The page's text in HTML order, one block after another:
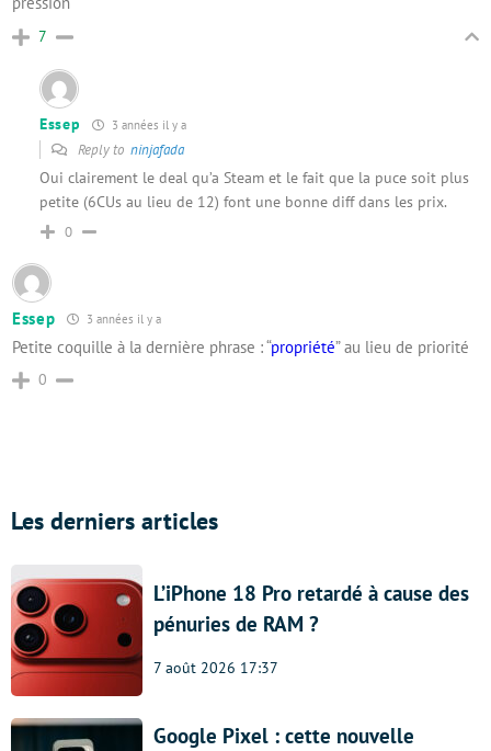
7
Essep 3 années il y a
Reply to ninjafada
Oui clairement le deal qu’a Steam et le fait que la puce soit plus
petite (6CUs au lieu de 12) font une bonne diff dans les prix.
0
Essep 3 années il y a
Petite coquille à la dernière phrase : “propriété” au lieu de priorité
0
Les derniers articles
L’iPhone 18 Pro retardé à cause des
pénuries de RAM ?
7 août 2026 17:37
Google Pixel : cette nouvelle